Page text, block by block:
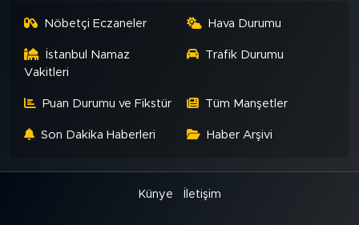
Nöbetçi Eczaneler Hava Durumu
İstanbul Namaz
Vakitleri
Trafik Durumu
Puan Durumu ve Fikstür Tüm Manşetler
Son Dakika Haberleri Haber Arşivi
Künye İletişim